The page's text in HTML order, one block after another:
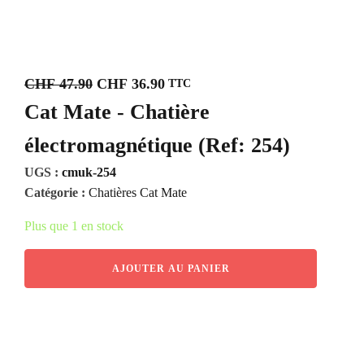
CHF47.90
Le
prix
initial
CHF 47.90.
CHF 36.90
Le
prix
actuel
CHF 36.90.
TTC
Cat Mate - Chatière
électromagnétique (Ref: 254)
UGS : cmuk-254
Catégorie : Chatières Cat Mate
Plus que 1 en stock
AJOUTER AU PANIER